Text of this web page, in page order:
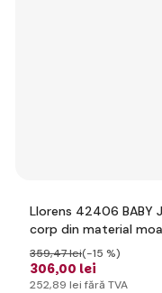
Llorens 42406 BABY
corp din material
306,00 lei
359,47 lei(-15 %)
252,89 lei fără TVA